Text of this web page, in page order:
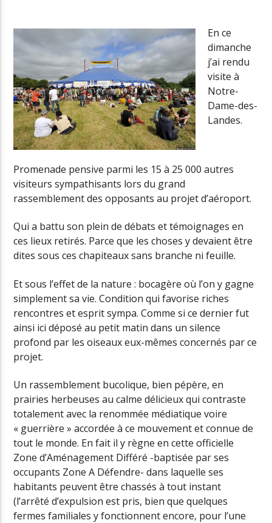
Radio Univers
En ce
dimanche
j’ai rendu
visite à
Notre-
Dame-des-
Landes.
Promenade pensive parmi les 15 à 25 000 autres
visiteurs sympathisants lors du grand
rassemblement des opposants au projet d’aéroport.
Qui a battu son plein de débats et témoignages en
ces lieux retirés. Parce que les choses y devaient être
dites sous ces chapiteaux sans branche ni feuille.
Et sous l’effet de la nature : bocagère où l’on y gagne
simplement sa vie. Condition qui favorise riches
rencontres et esprit sympa. Comme si ce dernier fut
ainsi ici déposé au petit matin dans un silence
profond par les oiseaux eux-mêmes concernés par ce
projet.
Un rassemblement bucolique, bien pépère, en
prairies herbeuses au calme délicieux qui contraste
totalement avec la renommée médiatique voire
« guerrière » accordée à ce mouvement et connue de
tout le monde. En fait il y règne en cette officielle
Zone d’Aménagement Différé -baptisée par ses
occupants Zone A Défendre- dans laquelle ses
habitants peuvent être chassés à tout instant
(l’arrêté d’expulsion est pris, bien que quelques
fermes familiales y fonctionnent encore, pour l’une